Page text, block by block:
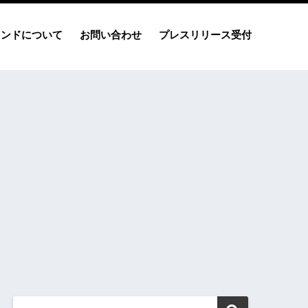
ドについて お問い合わせ プレスリリース受付